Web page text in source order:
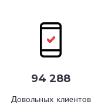
94 288
Довольных клиентов